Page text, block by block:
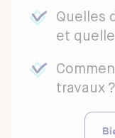
Quelles
et
travaux ?